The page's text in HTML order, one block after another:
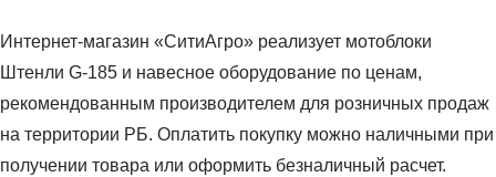
Интернет-магазин «СитиАгро» реализует мотоблоки
Штенли G-185 и навесное оборудование по ценам,
рекомендованным производителем для розничных продаж
на территории РБ. Оплатить покупку можно наличными при
получении товара или оформить безналичный расчет.